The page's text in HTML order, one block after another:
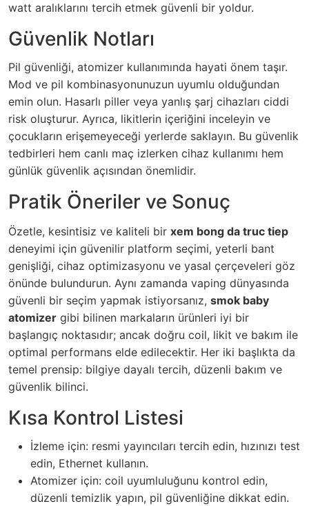
watt aralıklarını tercih etmek güvenli bir yoldur.
Güvenlik Notları
Pil güvenliği, atomizer kullanımında hayati önem taşır.
Mod ve pil kombinasyonunuzun uyumlu olduğundan
emin olun. Hasarlı piller veya yanlış şarj cihazları ciddi
risk oluşturur. Ayrıca, likitlerin içeriğini inceleyin ve
çocukların erişemeyeceği yerlerde saklayın. Bu güvenlik
tedbirleri hem canlı maç izlerken cihaz kullanımı hem
günlük güvenlik açısından önemlidir.
Pratik Öneriler ve Sonuç
Özetle, kesintisiz ve kaliteli bir xem bong da truc tiep
deneyimi için güvenilir platform seçimi, yeterli bant
genişliği, cihaz optimizasyonu ve yasal çerçeveleri göz
önünde bulundurun. Aynı zamanda vaping dünyasında
güvenli bir seçim yapmak istiyorsanız, smok baby
atomizer gibi bilinen markaların ürünleri iyi bir
başlangıç noktasıdır; ancak doğru coil, likit ve bakım ile
optimal performans elde edilecektir. Her iki başlıkta da
temel prensip: bilgiye dayalı tercih, düzenli bakım ve
güvenlik bilinci.
Kısa Kontrol Listesi
İzleme için: resmi yayıncıları tercih edin, hızınızı test
edin, Ethernet kullanın.
Atomizer için: coil uyumluluğunu kontrol edin,
düzenli temizlik yapın, pil güvenliğine dikkat edin.